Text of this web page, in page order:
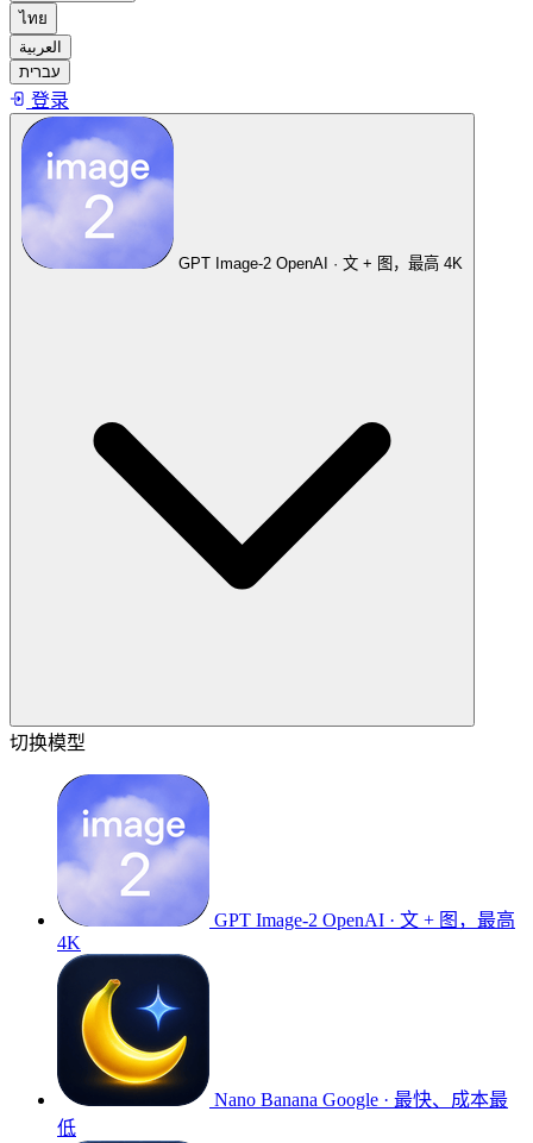
ไทย
العربية
עברית
登录
GPT Image-2 OpenAI · 文 + 图，最高 4K
切换模型
GPT Image-2 OpenAI · 文 + 图，最高
4K
Nano Banana Google · 最快、成本最
低